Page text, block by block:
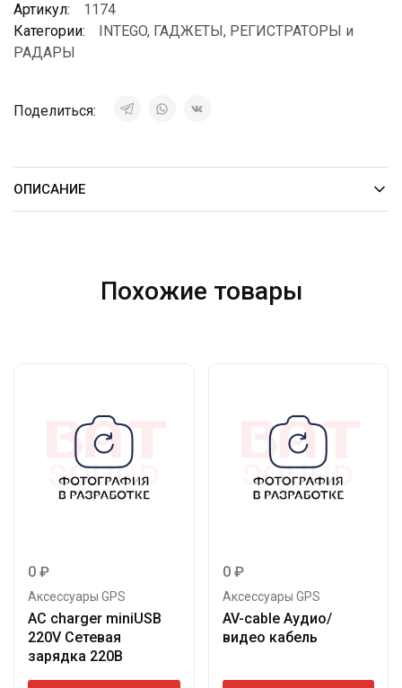
Артикул:
1174
Категории:
INTEGO, ГАДЖЕТЫ, РЕГИСТРАТОРЫ и
РАДАРЫ
Поделиться:
ОПИСАНИЕ
Похожие товары
0 ₽
Аксессуары GPS
AC charger miniUSB
220V Сетевая
зарядка 220В
0 ₽
Аксессуары GPS
AV-cable Аудио/
видео кабель